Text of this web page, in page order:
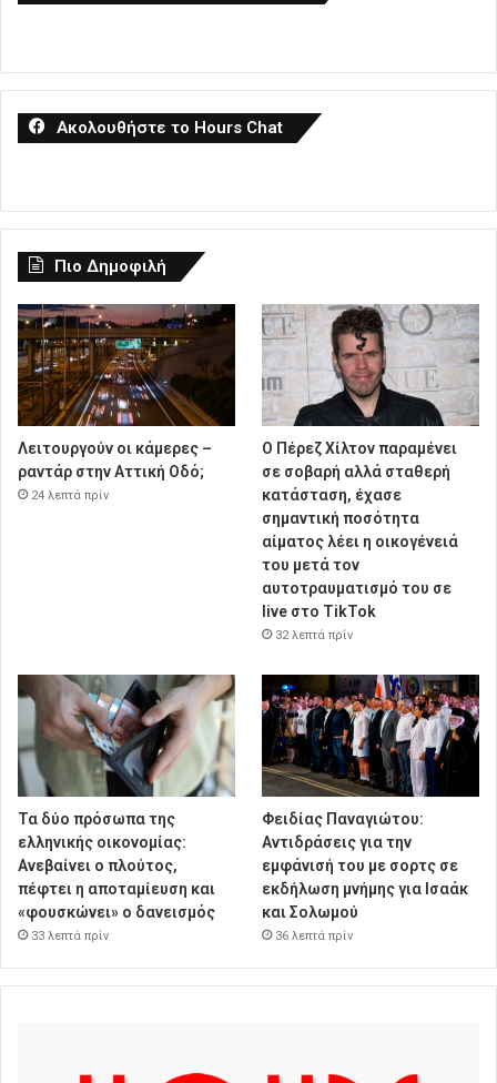
Ακολουθήστε το Hours Chat
Πιο Δημοφιλή
Λειτουργούν οι κάμερες –
ραντάρ στην Αττική Οδό;
24 λεπτά πρίν
Ο Πέρεζ Χίλτον παραμένει
σε σοβαρή αλλά σταθερή
κατάσταση, έχασε
σημαντική ποσότητα
αίματος λέει η οικογένειά
του μετά τον
αυτοτραυματισμό του σε
live στο TikTok
32 λεπτά πρίν
Τα δύο πρόσωπα της
ελληνικής οικονομίας:
Aνεβαίνει ο πλούτος,
πέφτει η αποταμίευση και
«φουσκώνει» ο δανεισμός
33 λεπτά πρίν
Φειδίας Παναγιώτου:
Αντιδράσεις για την
εμφάνισή του με σορτς σε
εκδήλωση μνήμης για Ισαάκ
και Σολωμού
36 λεπτά πρίν